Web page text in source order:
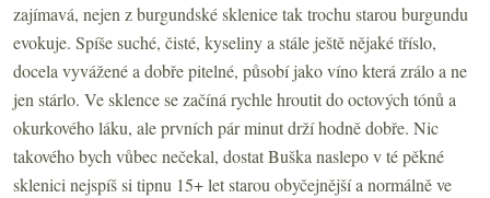
zajímavá, nejen z burgundské sklenice tak trochu starou burgundu
evokuje. Spíše suché, čisté, kyseliny a stále ještě nějaké tříslo,
docela vyvážené a dobře pitelné, působí jako víno která zrálo a ne
jen stárlo. Ve sklence se začíná rychle hroutit do octových tónů a
okurkového láku, ale prvních pár minut drží hodně dobře. Nic
takového bych vůbec nečekal, dostat Buška naslepo v té pěkné
sklenici nejspíš si tipnu 15+ let starou obyčejnější a normálně ve